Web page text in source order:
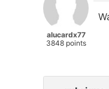
alucardx77
3848 points